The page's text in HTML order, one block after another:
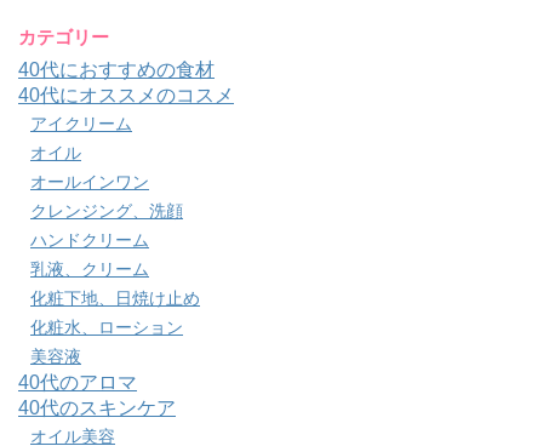
カテゴリー
40代におすすめの食材
40代にオススメのコスメ
アイクリーム
オイル
オールインワン
クレンジング、洗顔
ハンドクリーム
乳液、クリーム
化粧下地、日焼け止め
化粧水、ローション
美容液
40代のアロマ
40代のスキンケア
オイル美容